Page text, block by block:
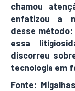
chamou
enfatizou a
desse método:
essa
discorreu
tecnologia em
Fonte: